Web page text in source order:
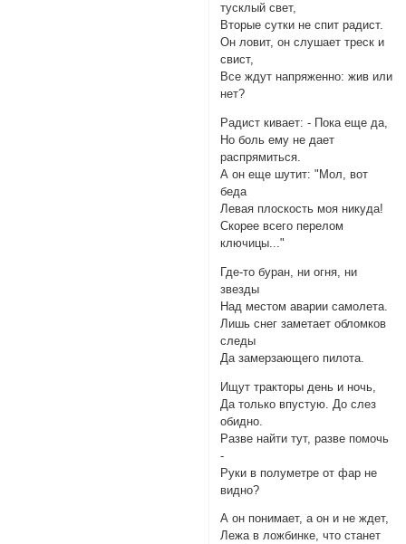
тусклый свет,
Вторые сутки не спит радист.
Он ловит, он слушает треск и
свист,
Все ждут напряженно: жив или
нет?
Радист кивает: - Пока еще да,
Но боль ему не дает
распрямиться.
А он еще шутит: "Мол, вот
беда
Левая плоскость моя никуда!
Скорее всего перелом
ключицы..."
Где-то буран, ни огня, ни
звезды
Над местом аварии самолета.
Лишь снег заметает обломков
следы
Да замерзающего пилота.
Ищут тракторы день и ночь,
Да только впустую. До слез
обидно.
Разве найти тут, разве помочь
-
Руки в полуметре от фар не
видно?
А он понимает, а он и не ждет,
Лежа в ложбинке, что станет